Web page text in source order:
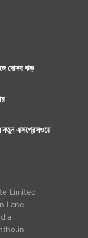
দোসর ঝড়
নতুন এক্সপ্রেসওয়ে
Limited
Lane